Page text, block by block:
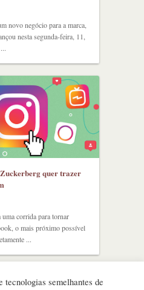
novo negócio para a marca,
nesta segunda-feira, 11,
quer trazer
corrida para tornar
o mais próximo possível
...
semelhantes de